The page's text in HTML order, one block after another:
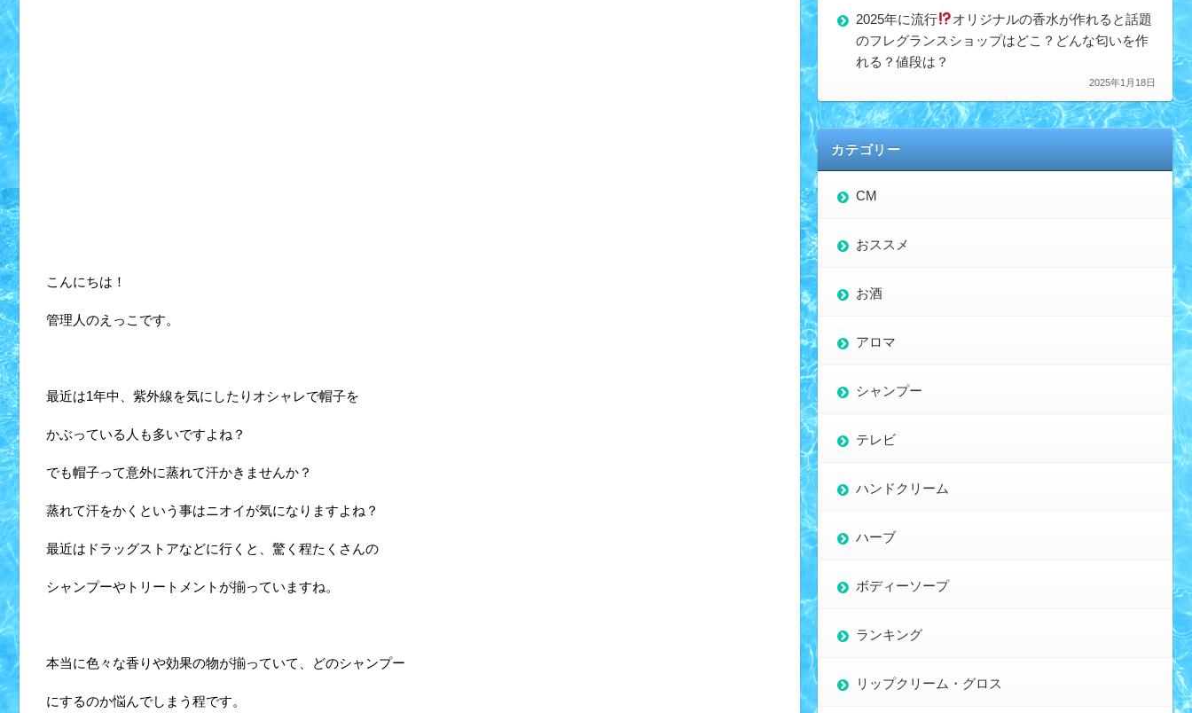
こんにちは！
管理人のえっこです。
最近は1年中、紫外線を気にしたりオシャレで帽子を
かぶっている人も多いですよね？
でも帽子って意外に蒸れて汗かきませんか？
蒸れて汗をかくという事はニオイが気になりますよね？
最近はドラッグストアなどに行くと、驚く程たくさんの
シャンプーやトリートメントが揃っていますね。
本当に色々な香りや効果の物が揃っていて、どのシャンプー
にするのか悩んでしまう程です。
2025年に流行
オリジナルの香水が作れると話題
のフレグランスショップはどこ？どんな匂いを作
れる？値段は？
2025年1月18日
カテゴリー
CM
おススメ
お酒
アロマ
シャンプー
テレビ
ハンドクリーム
ハーブ
ボディーソープ
ランキング
リップクリーム・グロス